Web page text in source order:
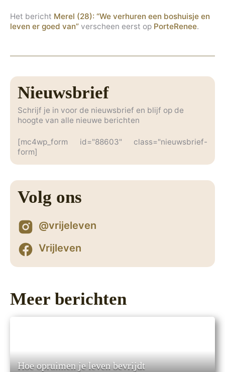
Het bericht Merel (28): “We verhuren een boshuisje en
leven er goed van” verscheen eerst op PorteRenee.
Nieuwsbrief
Schrijf je in voor de nieuwsbrief en blijf op de
hoogte van alle nieuwe berichten
[mc4wp_form id="88603" class="nieuwsbrief-
form]
Volg ons
@vrijeleven
Vrijleven
Meer berichten
Hoe opruimen je leven bevrijdt